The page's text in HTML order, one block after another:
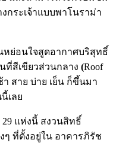
กระเจ้าแบบพาโนราม่า
ย่อนใจสูดอากาศบริสุทธิ์
ที่สีเขียวส่วนกลาง (Roof
า สาย บ่าย เย็น ก็ขึ้นมา
เลย
แห่งนี้ สงวนสิทธิ์
ที่ตั้งอยู่ใน อาคารภิรัช